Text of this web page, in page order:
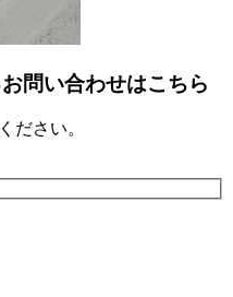
問い合わせはこちら
ださい。